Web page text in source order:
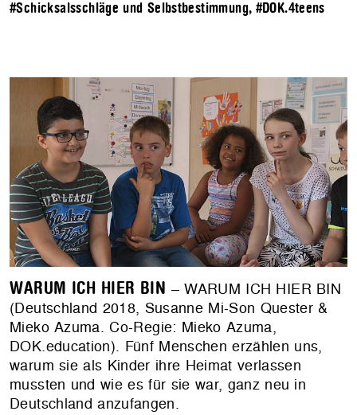
#Schicksalsschläge und Selbstbestimmung, #DOK.4teens
WARUM ICH HIER BIN – WARUM ICH HIER BIN
(Deutschland 2018, Susanne Mi-Son Quester &
Mieko Azuma. Co-Regie: Mieko Azuma,
DOK.education). Fünf Menschen erzählen uns,
warum sie als Kinder ihre Heimat verlassen
mussten und wie es für sie war, ganz neu in
Deutschland anzufangen.